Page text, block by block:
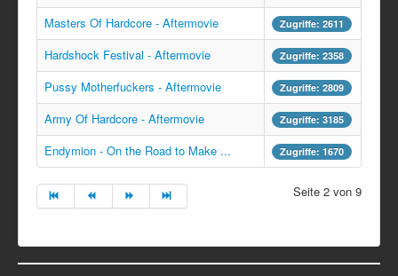
Masters Of Hardcore - Aftermovie Zugriffe: 2611
Hardshock Festival - Aftermovie Zugriffe: 2358
Pussy Motherfuckers - Aftermovie Zugriffe: 2809
Army Of Hardcore - Aftermovie Zugriffe: 3185
Endymion - On the Road to Make ... Zugriffe: 1670
Seite 2 von 9